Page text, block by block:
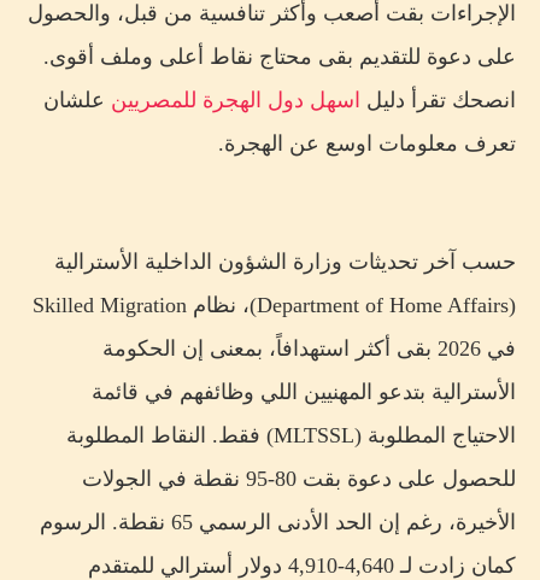
10 نصائح ذهبية لرفع نقاطك للحصول على دعوة 189
🎯 من واقع التجربة
أفضل المدن الأسترالية للمهاجرين العرب
برنامج شامل لخطة الهجرة لأستراليا في 18 شهر
الأسئلة الشائعة عن الهجرة لأستراليا 2026
خلاصة: أستراليا حلم قابل للتحقيق بتخطيط ذكي
Trails
الإجراءات بقت أصعب وأكثر تنافسية من قبل، والحصول
على دعوة للتقديم بقى محتاج نقاط أعلى وملف أقوى.
انصحك تقرأ دليل اسهل دول الهجرة للمصريين علشان
تعرف معلومات اوسع عن الهجرة.
حسب آخر تحديثات وزارة الشؤون الداخلية الأسترالية
(Department of Home Affairs)، نظام Skilled Migration
في 2026 بقى أكثر استهدافاً، بمعنى إن الحكومة
الأسترالية بتدعو المهنيين اللي وظائفهم في قائمة
الاحتياج المطلوبة (MLTSSL) فقط. النقاط المطلوبة
للحصول على دعوة بقت 80-95 نقطة في الجولات
الأخيرة، رغم إن الحد الأدنى الرسمي 65 نقطة. الرسوم
كمان زادت لـ 4,640-4,910 دولار أسترالي للمتقدم